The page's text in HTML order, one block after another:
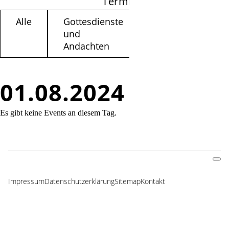
01.08.2024
Alle
Gottesdienste
und
Andachten
Es gibt keine Events an diesem Tag.
Navigation
ImpressumDatenschutzerklärungSitemapKontakt